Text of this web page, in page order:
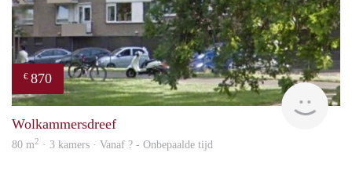
€ 870
rent
Wolkammersdreef
80 m2 · 3 kamers · Vanaf ? - Onbepaalde tijd